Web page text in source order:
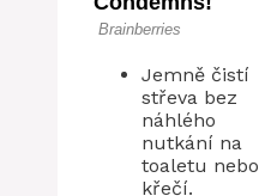
Jemně čistí
střeva bez
náhlého
nutkání na
toaletu nebo
křečí.